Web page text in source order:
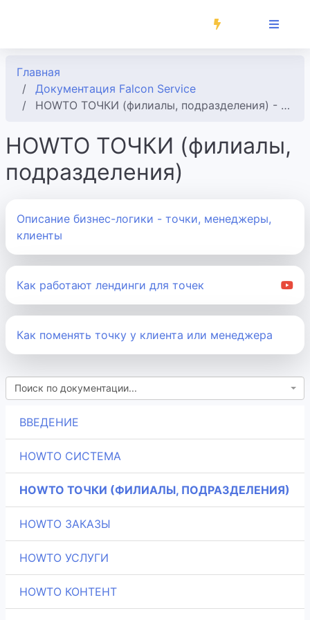
Главная
Документация Falcon Service
HOWTO ТОЧКИ (филиалы, подразделения) - Документация Falcon Service
HOWTO ТОЧКИ (филиалы,
подразделения)
Описание бизнес-логики - точки, менеджеры,
клиенты
Как работают лендинги для точек
Как поменять точку у клиента или менеджера
Поиск по документации...
ВВЕДЕНИЕ
HOWTO СИСТЕМА
HOWTO ТОЧКИ (ФИЛИАЛЫ, ПОДРАЗДЕЛЕНИЯ)
HOWTO ЗАКАЗЫ
HOWTO УСЛУГИ
HOWTO КОНТЕНТ